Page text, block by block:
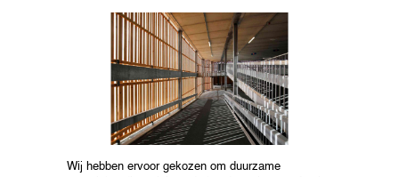
Wij hebben ervoor gekozen om duurzame